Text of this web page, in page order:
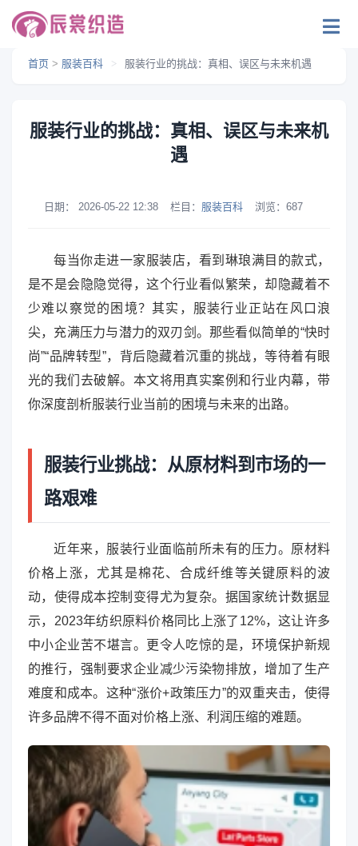
首页 > 服装百科 > 服装行业的挑战：真相、误区与未来机遇
服装行业的挑战：真相、误区与未来机
遇
日期： 2026-05-22 12:38 栏目： 服装百科 浏览： 687
每当你走进一家服装店，看到琳琅满目的款式，
是不是会隐隐觉得，这个行业看似繁荣，却隐藏着不
少难以察觉的困境？其实，服装行业正站在风口浪
尖，充满压力与潜力的双刃剑。那些看似简单的“快时
尚”“品牌转型”，背后隐藏着沉重的挑战，等待着有眼
光的我们去破解。本文将用真实案例和行业内幕，带
你深度剖析服装行业当前的困境与未来的出路。
服装行业挑战：从原材料到市场的一
路艰难
近年来，服装行业面临前所未有的压力。原材料
价格上涨，尤其是棉花、合成纤维等关键原料的波
动，使得成本控制变得尤为复杂。据国家统计数据显
示，2023年纺织原料价格同比上涨了12%，这让许多
中小企业苦不堪言。更令人吃惊的是，环境保护新规
的推行，强制要求企业减少污染物排放，增加了生产
难度和成本。这种“涨价+政策压力”的双重夹击，使得
许多品牌不得不面对价格上涨、利润压缩的难题。